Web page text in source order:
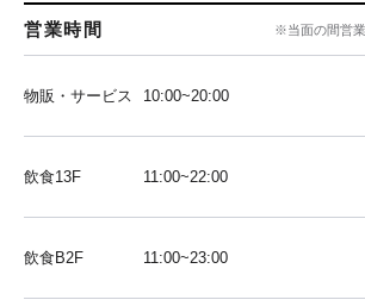
営業時間 ※当面の間営
物販・サービス 10:00~20:00
飲食13F 11:00~22:00
飲食B2F 11:00~23:00